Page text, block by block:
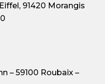
91420 Morangis
– 59100 Roubaix –